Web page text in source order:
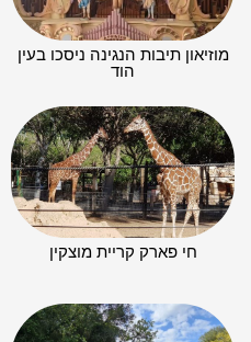
מוזיאון תיבות הנגינה ניסכו בעין
הוד
חי פארק קריית מוצקין